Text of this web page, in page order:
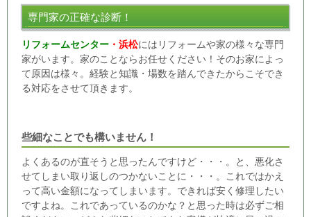
専門家の正確な診断！
リフォームセンター ・浜松にはリフォームや家の様々な専門
家がいます。家のことならお任せください！そのお家によっ
て原因は様々。経験と知識・場数を踏んできたからこそでき
る対応をさせて頂きます。
些細なことでも構いません！
よくあるのが直そうと思ったんですけど・・・。と、悪化さ
せてしまい取り返しのつかないことに・・・。これではかえ
って高い金額になってしまいます。できれば安く修理したい
ですよね。これであっているのかな？と思った時は必ずご相